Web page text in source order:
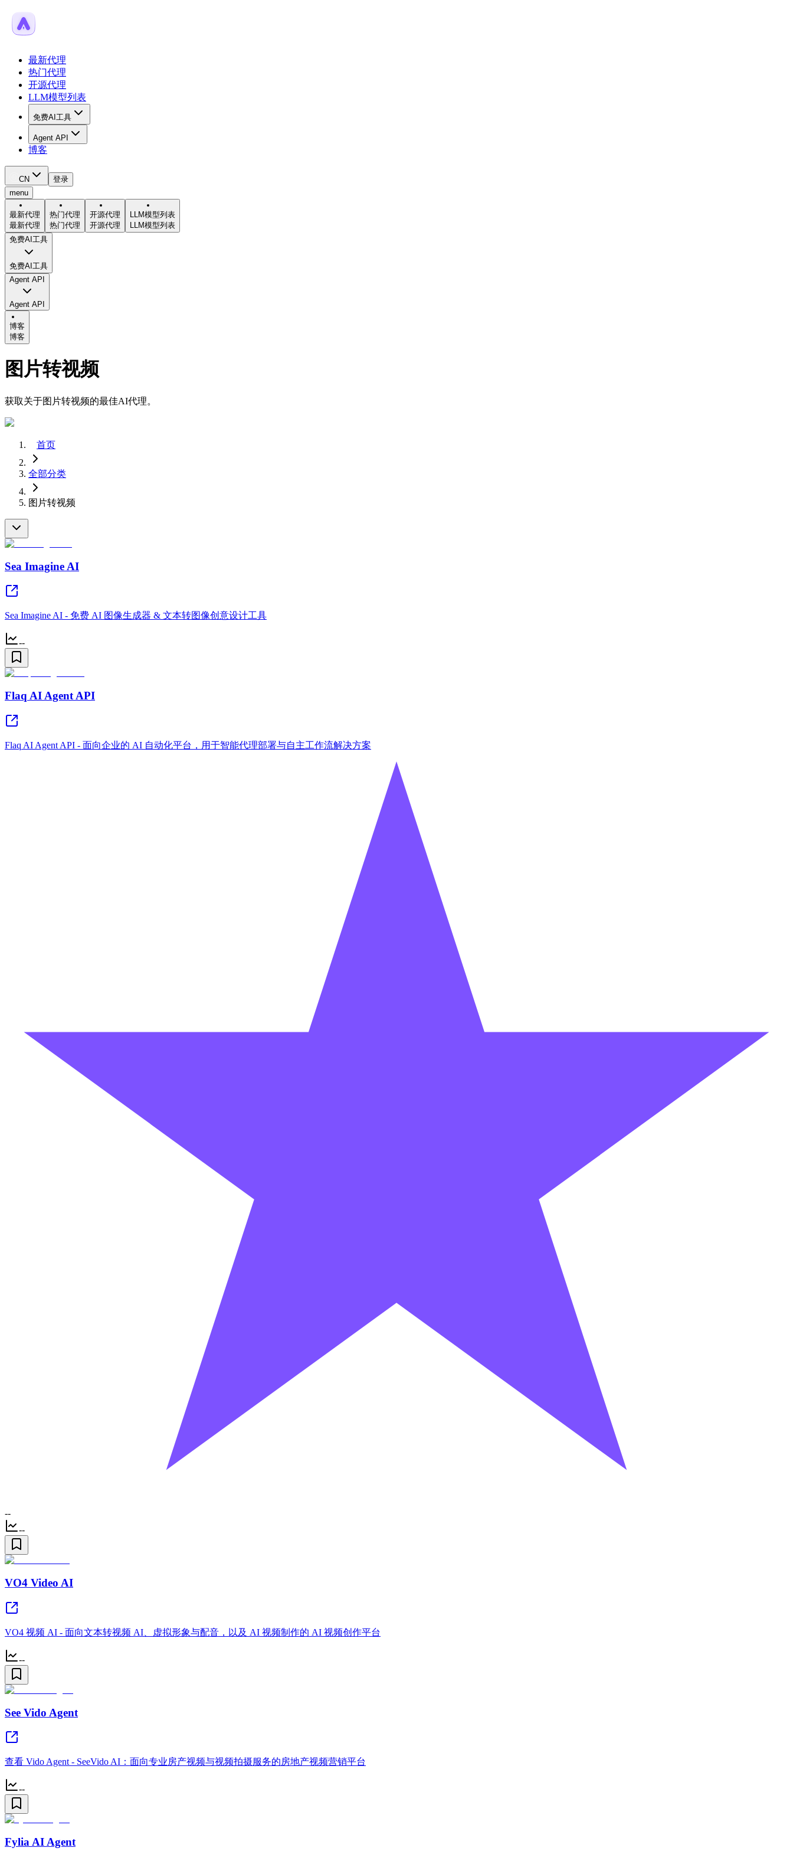
最新代理
热门代理
开源代理
LLM模型列表
免费AI工具
Agent API
博客
CN
登录
menu
最新代理
最新代理
热门代理
热门代理
开源代理
开源代理
LLM模型列表
LLM模型列表
免费AI工具
免费AI工具
Agent API
Agent API
博客
博客
图片转视频
获取关于图片转视频的最佳AI代理。
首页
全部分类
图片转视频
Sea Imagine AI
Sea Imagine AI - 免费 AI 图像生成器 & 文本转图像创意设计工具
--
Flaq AI Agent API
Flaq AI Agent API - 面向企业的 AI 自动化平台，用于智能代理部署与自主工作流解决方案
--
--
VO4 Video AI
VO4 视频 AI - 面向文本转视频 AI、虚拟形象与配音，以及 AI 视频制作的 AI 视频创作平台
--
See Vido Agent
查看 Vido Agent - SeeVido AI：面向专业房产视频与视频拍摄服务的房地产视频营销平台
--
Fylia AI Agent